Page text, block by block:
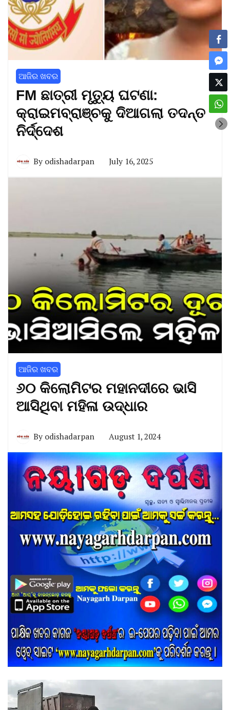
ଆଜିର ଖବର
FM ଛାତ୍ରୀ ମୃତ୍ୟୁ ଘଟଣା:
କ୍ରାଇମବ୍ରାଞ୍ଚକୁ ଦିଆଗଲା ତଦନ୍ତ
ନିର୍ଦ୍ଦେଶ
By odishadarpan July 16, 2025
ଆଜିର ଖବର
୬୦ କିଲୋମିଟର ମହାନଦୀରେ ଭାସି
ଆସିଥିବା ମହିଳା ଉଦ୍ଧାର
By odishadarpan August 1, 2024